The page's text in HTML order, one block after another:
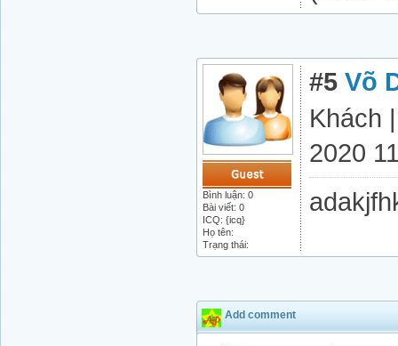
Bình luận: 0
Bài viết: 0
ICQ: {icq}
Họ tên:
Trạng thái:
#5 Võ
Khách
2020
Add comment